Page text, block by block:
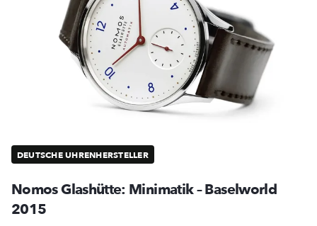
DEUTSCHE UHRENHERSTELLER
Nomos Glashütte: Minimatik – Baselworld
2015